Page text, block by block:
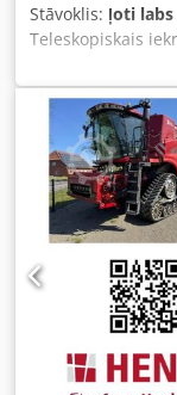
Stāvoklis: ļoti
Teleskopiskais
2018 Dkedpfx
garums: 7 m
sakabe
kārtībā, bez